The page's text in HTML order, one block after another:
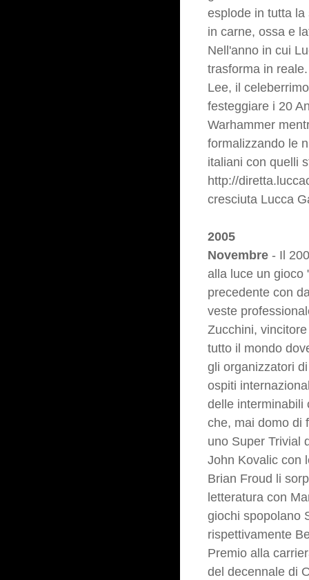
esplode in tutta
in carne, ossa e
Nell'anno in cui
trasforma in
Lee, il
festeggiare i 20
Warhammer
formalizzando le
italiani con quelli
http://
cresciuta Lucca
2005
Novembre - Il
alla luce un gioco
precedente con
veste
Zucchini,
tutto il mondo
gli organizzatori
ospiti
delle interminabili
che, mai domo di
uno Super Trivial
John Kovalic con
Brian Froud li
letteratura con
giochi spopolano
rispettivamente
Premio alla
del decennale di